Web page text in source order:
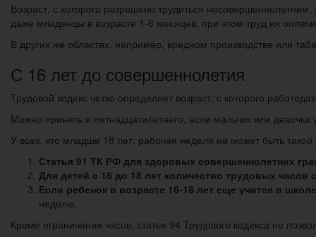
Возраст, с которого разрешено трудиться
даже младенцы в возрасте 1-6 месяцев, при этом труд их
В других же областях, например, вредном производстве или
С 16 лет до совершеннолетия
Трудовой кодекс четко определяет возраст, с которого
Можно принять и пятнадцатилетнего, если мальчик или
У всех, кто младше 18 лет, рабочая неделя не может быть
Статья 91 ТК РФ для здоровых совершеннолетних
Для детей с 16 до 18 лет количество трудовых часов
Если ребенок в возрасте 16-18 лет еще учится в
неделю.
Кроме ограничения часов, статья 94 Трудового кодекса не